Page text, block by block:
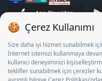
STJ Human Resources
Private Employment
12/05/2028, Turkey